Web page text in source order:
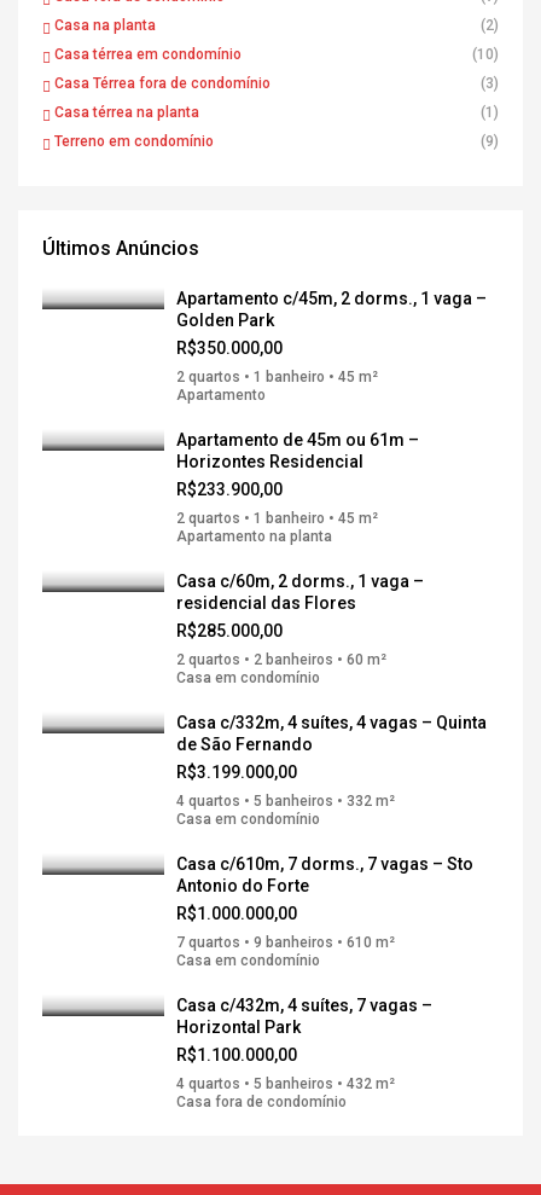
Casa na planta
(2)
Casa térrea em condomínio
(10)
Casa Térrea fora de condomínio
(3)
Casa térrea na planta
(1)
Terreno em condomínio
(9)
Últimos Anúncios
Apartamento c/45m, 2 dorms., 1 vaga –
Golden Park
R$350.000,00
2 quartos • 1 banheiro • 45 m²
Apartamento
Apartamento de 45m ou 61m –
Horizontes Residencial
R$233.900,00
2 quartos • 1 banheiro • 45 m²
Apartamento na planta
Casa c/60m, 2 dorms., 1 vaga –
residencial das Flores
R$285.000,00
2 quartos • 2 banheiros • 60 m²
Casa em condomínio
Casa c/332m, 4 suítes, 4 vagas – Quinta
de São Fernando
R$3.199.000,00
4 quartos • 5 banheiros • 332 m²
Casa em condomínio
Casa c/610m, 7 dorms., 7 vagas – Sto
Antonio do Forte
R$1.000.000,00
7 quartos • 9 banheiros • 610 m²
Casa em condomínio
Casa c/432m, 4 suítes, 7 vagas –
Horizontal Park
R$1.100.000,00
4 quartos • 5 banheiros • 432 m²
Casa fora de condomínio